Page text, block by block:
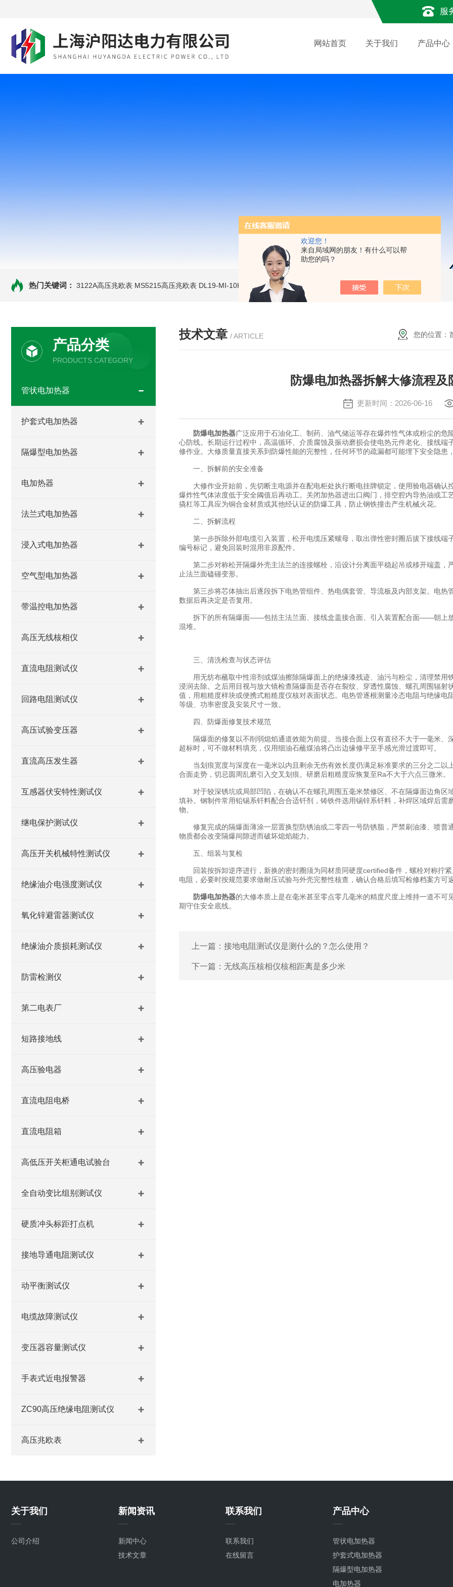
欢迎您！
来自局域网的朋友！有什么可以帮
助您的吗？
服
网站首页 关于我们 产品中心
热门关键词： 3122A高压兆欧表 MS5215高压兆欧表 DL19-MI-10KVe 高压兆欧表 5000V数字高压兆欧表 CS2077型CS2077高压兆欧表校验仪
产品分类
PRODUCTS CATEGORY
管状电加热器
护套式电加热器
隔爆型电加热器
电加热器
法兰式电加热器
浸入式电加热器
空气型电加热器
带温控电加热器
高压无线核相仪
直流电阻测试仪
回路电阻测试仪
高压试验变压器
直流高压发生器
互感器伏安特性测试仪
继电保护测试仪
高压开关机械特性测试仪
绝缘油介电强度测试仪
氧化锌避雷器测试仪
绝缘油介质损耗测试仪
防雷检测仪
第二电表厂
短路接地线
高压验电器
直流电阻电桥
直流电阻箱
高低压开关柜通电试验台
全自动变比组别测试仪
硬质冲头标距打点机
接地导通电阻测试仪
动平衡测试仪
电缆故障测试仪
变压器容量测试仪
手表式近电报警器
ZC90高压绝缘电阻测试仪
高压兆欧表
技术文章 / ARTICLE 您的位置：
防爆电加热器拆解大修流程
更新时间：2026-06-16
防爆电加热器广泛应用于石油化工、制药、油气储运等存在爆炸性气体或粉尘的
心防线。长期运行过程中，高温循环、介质腐蚀及振动磨损会使电热元件老化、接线
修作业。大修质量直接关系到防爆性能的完整性，任何环节的疏漏都可能埋下安全隐
一、拆解前的安全准备
大修作业开始前，先切断主电源并在配电柜处执行断电挂牌锁定，使用验电器确认
爆炸性气体浓度低于安全阈值后再动工。关闭加热器进出口阀门，排空腔内导热油或
撬杠等工具应为铜合金材质或其他经认证的防爆工具，防止钢铁撞击产生机械火花。
二、拆解流程
第一步拆除外部电缆引入装置，松开电缆压紧螺母，取出弹性密封圈后拔下接线端
编号标记，避免回装时混用非原配件。
第二步对称松开隔爆外壳主法兰的连接螺栓，沿设计分离面平稳起吊或移开端盖，
止法兰面磕碰变形。
第三步将芯体抽出后逐段拆下电热管组件、热电偶套管、导流板及内部支架。电热
数据后再决定是否复用。
拆下的所有隔爆面——包括主法兰面、接线盒盖接合面、引入装置配合面——朝上放
混堆。
三、清洗检查与状态评估
用无纺布蘸取中性溶剂或煤油擦除隔爆面上的绝缘漆残迹、油污与粉尘，清理禁用
浸润去除。之后用目视与放大镜检查隔爆面是否存在裂纹、穿透性腐蚀、螺孔周围辐
值，用粗糙度样块或便携式粗糙度仪核对表面状态。电热管逐根测量冷态电阻与绝缘
等级、功率密度及安装尺寸一致。
四、防爆面修复技术规范
隔爆面的修复以不削弱熄焰通道效能为前提。当接合面上仅有直径不大于一毫米、
超标时，可不做材料填充，仅用细油石蘸煤油将凸出边缘修平至手感光滑过渡即可。
当划痕宽度与深度在一毫米以内且剩余无伤有效长度仍满足标准要求的三分之二以
合面走势，切忌圆周乱磨引入交叉划痕。研磨后粗糙度应恢复至Ra不大于六点三微米。
对于较深锈坑或局部凹陷，在确认不在螺孔周围五毫米禁修区、不在隔爆面边角区
填补。钢制件常用铅锡系钎料配合合适钎剂，铸铁件选用锡锌系钎料，补焊区域焊后
物。
修复完成的隔爆面薄涂一层置换型防锈油或二零四一号防锈脂，严禁刷油漆、喷普
物质都会改变隔爆间隙进而破坏熄焰能力。
五、组装与复检
回装按拆卸逆序进行，新换的密封圈须为同材质同硬度certified备件，螺栓对称拧
电阻，必要时按规范要求做耐压试验与外壳完整性核查，确认合格后填写检修档案方可
防爆电加热器的大修本质上是在毫米甚至零点零几毫米的精度尺度上维持一道不
期守住安全底线。
上一篇： 接地电阻测试仪是测什么的？怎么使用？
下一篇： 无线高压核相仪核相距离是多少米
关于我们
公司介绍
新闻资讯
新闻中心
技术文章
联系我们
联系我们
在线留言
产品中心
管状电加热器
护套式电加热器
隔爆型电加热器
电加热器